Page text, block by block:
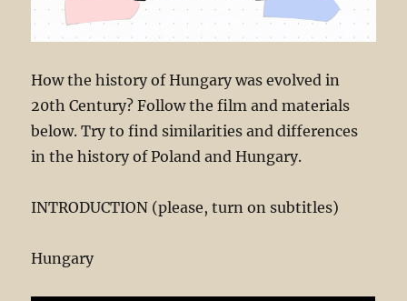
How the history of Hungary was evolved in
20th Century? Follow the film and materials
below. Try to find similarities and differences
in the history of Poland and Hungary.
INTRODUCTION (please, turn on subtitles)
Hungary